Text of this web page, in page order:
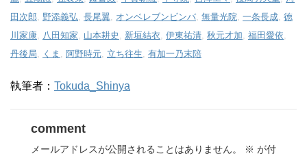
田次郎, 野添義弘, 長尾翼, オンベレブンビンバ, 無量光院, 一条長成, 徳
川家康, 八田知家, 山本耕史 , 新垣結衣, 伊東祐清, 秋元才加, 福田愛依,
丹後局, くま , 阿野時元, 立ち往生, 有加一乃末陪
執筆者： Tokuda_Shinya
comment
メールアドレスが公開されることはありません。 ※ が付